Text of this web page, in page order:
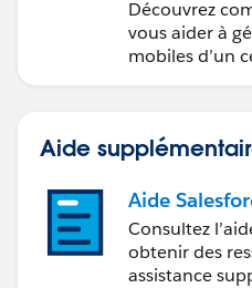
Découvrez
vous aider à
mobiles d’un
Aide
Aide
Consultez
obtenir des
assistance